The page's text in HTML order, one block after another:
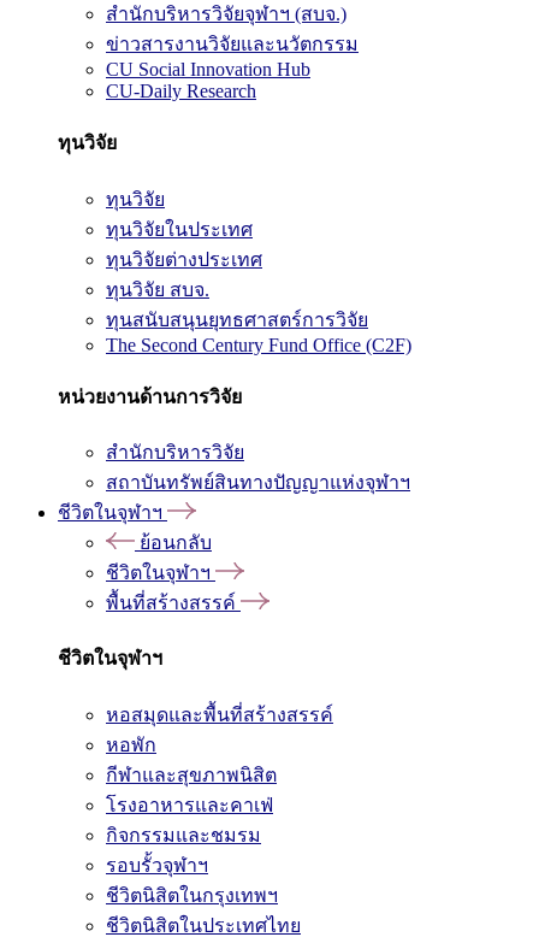
สำนักบริหารวิจัยจุฬาฯ (สบจ.)
ข่าวสารงานวิจัยและนวัตกรรม
CU Social Innovation Hub
CU-Daily Research
ทุนวิจัย
ทุนวิจัย
ทุนวิจัยในประเทศ
ทุนวิจัยต่างประเทศ
ทุนวิจัย สบจ.
ทุนสนับสนุนยุทธศาสตร์การวิจัย
The Second Century Fund Office (C2F)
หน่วยงานด้านการวิจัย
สำนักบริหารวิจัย
สถาบันทรัพย์สินทางปัญญาแห่งจุฬาฯ
ชีวิตในจุฬาฯ
ย้อนกลับ
ชีวิตในจุฬาฯ
พื้นที่สร้างสรรค์
ชีวิตในจุฬาฯ
หอสมุดและพื้นที่สร้างสรรค์
หอพัก
กีฬาและสุขภาพนิสิต
โรงอาหารและคาเฟ่
กิจกรรมและชมรม
รอบรั้วจุฬาฯ
ชีวิตนิสิตในกรุงเทพฯ
ชีวิตนิสิตในประเทศไทย